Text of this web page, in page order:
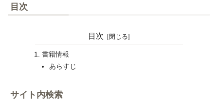
目次
目次
書籍情報
あらすじ
サイト内検索